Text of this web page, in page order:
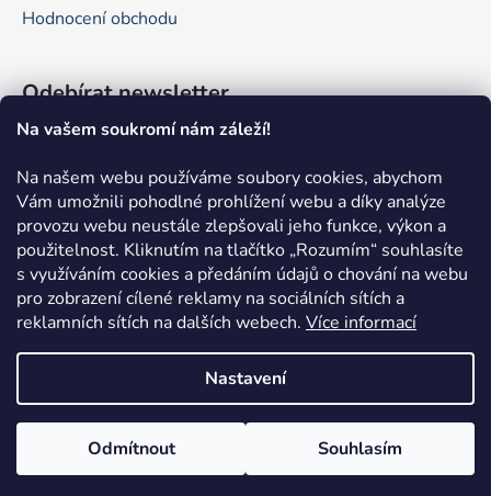
Na vašem soukromí nám záleží!
Na našem webu používáme soubory cookies, abychom
Vám umožnili pohodlné prohlížení webu a díky analýze
provozu webu neustále zlepšovali jeho funkce, výkon a
použitelnost. Kliknutím na tlačítko „Rozumím“ souhlasíte
s využíváním cookies a předáním údajů o chování na webu
pro zobrazení cílené reklamy na sociálních sítích a
reklamních sítích na dalších webech. Více informací
Nastavení
Odmítnout Souhlasím
Hodnocení obchodu
Odebírat newsletter
Vložte svůj e-mail a my vám budeme zasílat informace o
nových produktech na našem e-shopu.
E-mail
Vložením e-mailu souhlasíte spodmínkami ochrany
osobních údajů
Vytvořil Shoptet
Copyright 2026Pokefun.cz. Všechna práva vyhrazena.